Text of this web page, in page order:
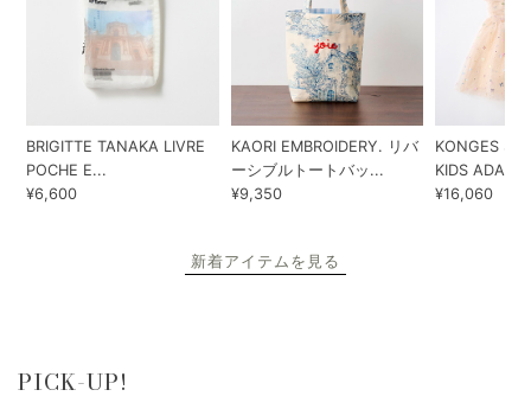
BRIGITTE TANAKA LIVRE
POCHE E...
¥6,600
KAORI EMBROIDERY. リバ
ーシブルトートバッ...
¥9,350
KONGES
KIDS ADA...
¥16,060
新着アイテムを見る
PICK-UP!